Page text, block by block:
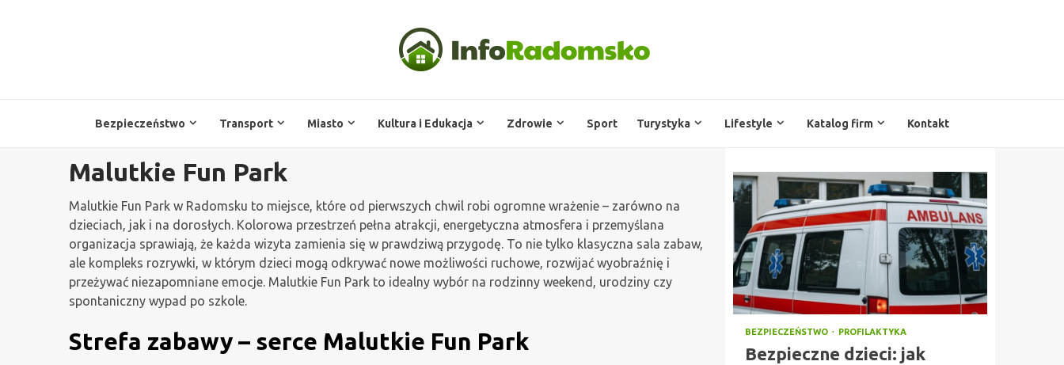
Bezpieczeństwo Transport Miasto Kultura i Edukacja Zdrowie Sport Turystyka Lifestyle Katalog firm Kontakt
Malutkie Fun Park
Malutkie Fun Park w Radomsku to miejsce, które od pierwszych chwil robi ogromne wrażenie – zarówno na
dzieciach, jak i na dorosłych. Kolorowa przestrzeń pełna atrakcji, energetyczna atmosfera i przemyślana
organizacja sprawiają, że każda wizyta zamienia się w prawdziwą przygodę. To nie tylko klasyczna sala zabaw,
ale kompleks rozrywki, w którym dzieci mogą odkrywać nowe możliwości ruchowe, rozwijać wyobraźnię i
przeżywać niezapomniane emocje. Malutkie Fun Park to idealny wybór na rodzinny weekend, urodziny czy
spontaniczny wypad po szkole.
Strefa zabawy – serce Malutkie Fun Park BEZPIECZEŃSTWO PROFILAKTYKA
Bezpieczne dzieci: jak